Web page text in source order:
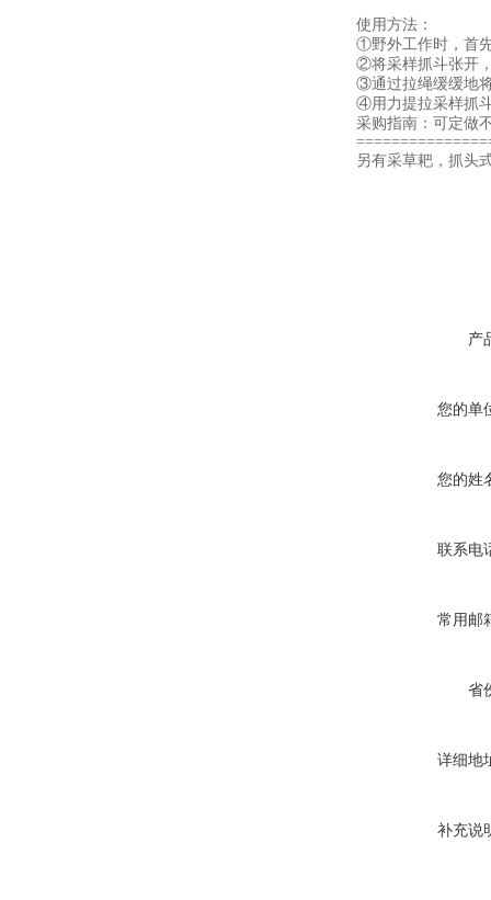
使用方法：
①野外工作时，首
②将采样抓斗张开
③通过拉绳缓缓地
④用力提拉采样抓
采购指南：可定做
另有采草耙，抓头
产
您的单
您的姓
联系电
常用邮
省
详细地
补充说